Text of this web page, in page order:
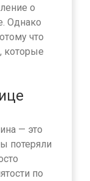
о
Однако
что
которые
— это
потеряли
по